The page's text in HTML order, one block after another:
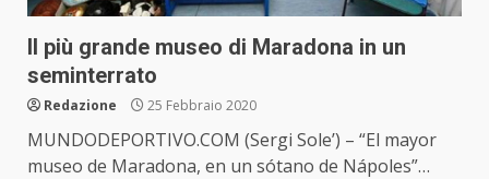
Il più grande museo di Maradona in un
seminterrato
Redazione 25 Febbraio 2020
MUNDODEPORTIVO.COM (Sergi Sole’) – “El mayor
museo de Maradona, en un sótano de Nápoles”…